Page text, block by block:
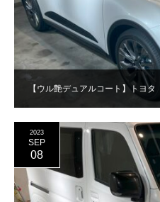
【ウル艶デュアルコート】トヨ
2023
SEP
08